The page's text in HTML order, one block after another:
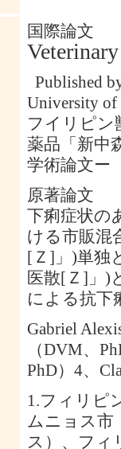
国際論文
Published
University of
フイリピン
薬品「新中
学術論文
原著論文
下痢症状の
ける市販混
[Ｚ]」)単独
医散[Ｚ]」)
による抗下
Gabriel
（DVM、
PhD）4、
1.フィリピ
ムニョス市
ス）、フィ